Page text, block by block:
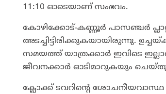
11:10 ഓടെയാണ് സംഭവം.
കോഴിക്കോട്-കണ്ണൂർ പാസഞ്ചർ
അടച്ചിട്ടിരിക്കുകയായിരുന്നു.
സമയത്ത് യാത്രക്കാർ ഇവിടെ
ജീവനക്കാർ ഓടിമാറുകയും
ക്ലോക്ക് ടവറിന്റെ ശോചനീയവാസ്ഥ